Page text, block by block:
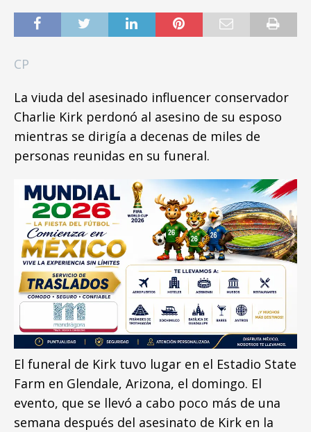
CP
La viuda del asesinado influencer conservador
Charlie Kirk perdonó al asesino de su esposo
mientras se dirigía a decenas de miles de
personas reunidas en su funeral.
El funeral de Kirk tuvo lugar en el Estadio State
Farm en Glendale, Arizona, el domingo. El
evento, que se llevó a cabo poco más de una
semana después del asesinato de Kirk en la